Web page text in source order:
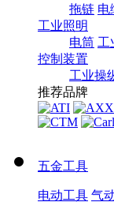
拖链 电
工业照明
电筒 工
控制装置
工业操
推荐品牌
五金工具
电动工具 气